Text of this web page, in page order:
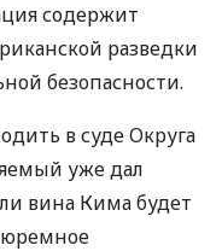
содержит
разведки
безопасности.
в суде Округа
уже дал
вина Кима будет